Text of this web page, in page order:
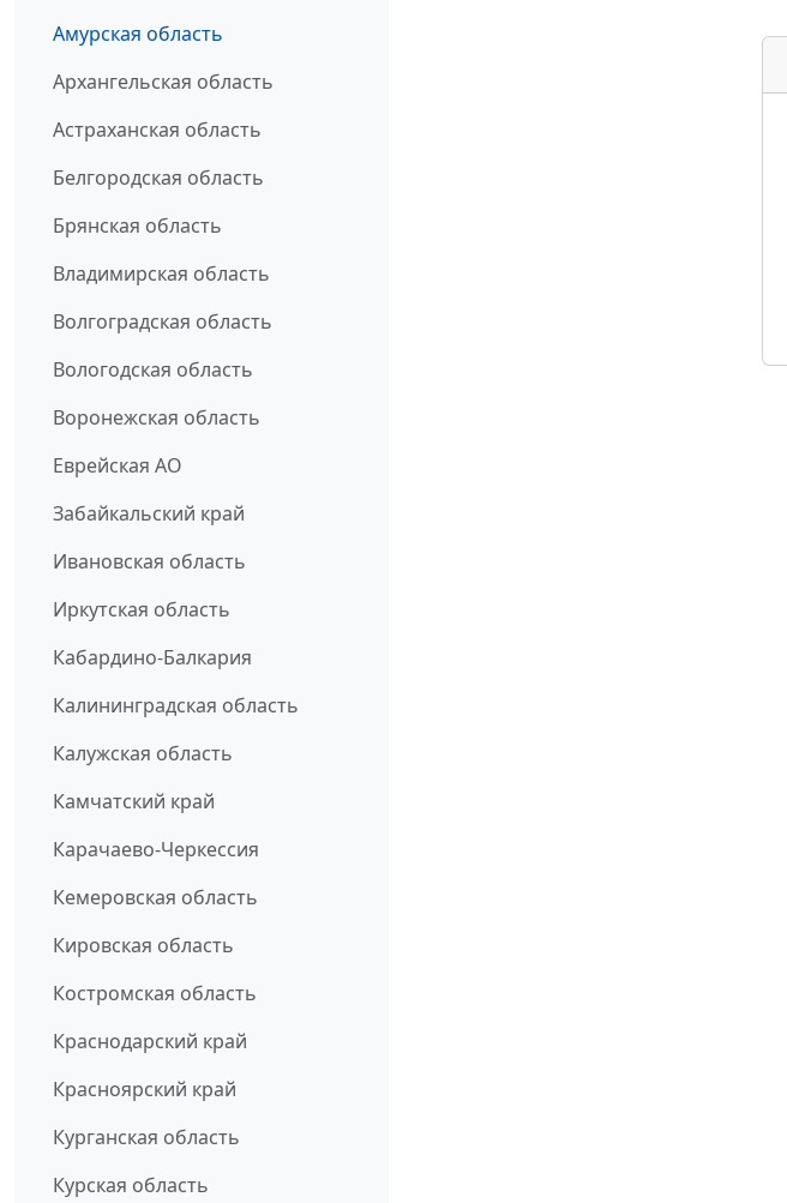
Амурская область
Архангельская область
Астраханская область
Белгородская область
Брянская область
Владимирская область
Волгоградская область
Вологодская область
Воронежская область
Еврейская АО
Забайкальский край
Ивановская область
Иркутская область
Кабардино-Балкария
Калининградская область
Калужская область
Камчатский край
Карачаево-Черкессия
Кемеровская область
Кировская область
Костромская область
Краснодарский край
Красноярский край
Курганская область
Курская область